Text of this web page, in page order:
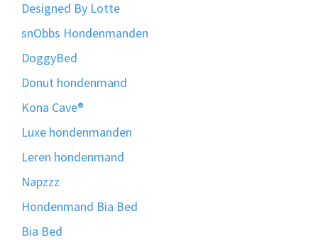
Designed By Lotte
snObbs Hondenmanden
DoggyBed
Donut hondenmand
Kona Cave®
Luxe hondenmanden
Leren hondenmand
Napzzz
Hondenmand Bia Bed
Bia Bed